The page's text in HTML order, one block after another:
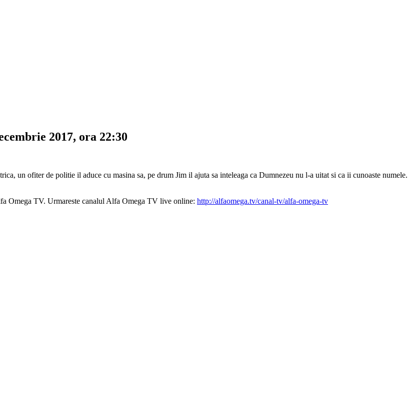
2017, ora 22:30
un ofiter de politie il aduce cu masina sa, pe drum Jim il ajuta sa inteleaga ca Dumnezeu nu l-a uitat si ca ii cunoaste numele.
Omega TV. Urmareste canalul Alfa Omega TV live online: http://alfaomega.tv/canal-tv/alfa-omega-tv